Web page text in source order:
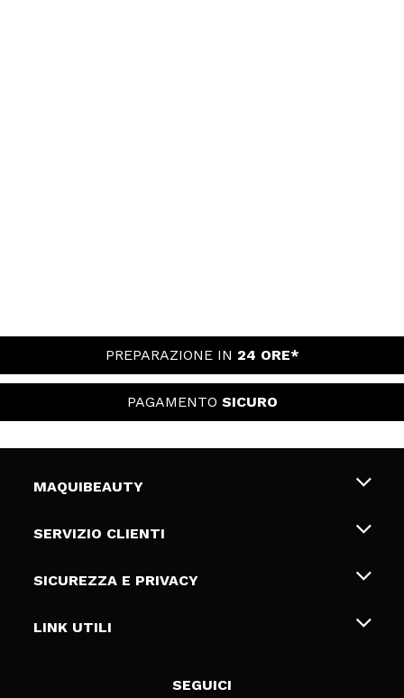
PREPARAZIONE IN 24 ORE*
PAGAMENTO SICURO
MAQUIBEAUTY
Chi siamo
Gift Cards
SERVIZIO CLIENTI
Spedizioni & Resi
Metodi di pagamamento
SICUREZZA E PRIVACY
Termini e condizioni
LINK UTILI
SEGUICI